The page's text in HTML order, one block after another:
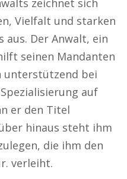
zeichnet sich
Vielfalt und starken
aus. Der Anwalt, ein
seinen Mandanten
unterstützend bei
auf
er den Titel
hinaus steht ihm
die ihm den
verleiht.